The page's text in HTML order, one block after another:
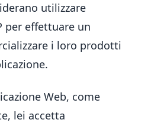
utilizzare
per effettuare un
i loro prodotti
Web, come
lei accetta